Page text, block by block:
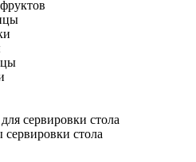
сервировки стола
стола